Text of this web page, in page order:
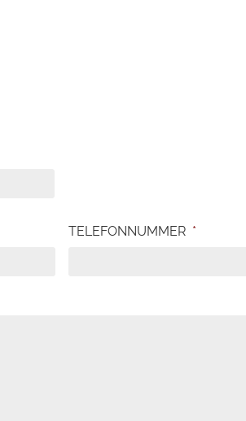
TELEFONNUMMER *